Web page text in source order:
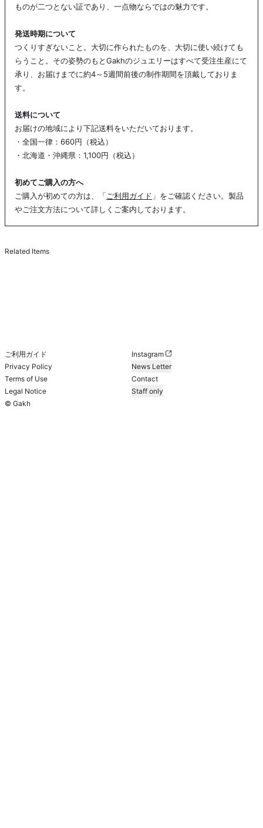
ものが二つとない証であり、一点物ならではの魅力です。
発送時期について
つくりすぎないこと。大切に作られたものを、大切に使い続けても
らうこと。その姿勢のもとGakhのジュエリーはすべて受注生産にて
承り、お届けまでに約4～5週間前後の制作期間を頂戴しておりま
す。
送料について
お届けの地域により下記送料をいただいております。
・全国一律：660円（税込）
・北海道・沖縄県：1,100円（税込）
初めてご購入の方へ
ご購入が初めての方は、「 ご利用ガイド 」をご確認ください。製品
やご注文方法について詳しくご案内しております。
Related Items
ご利用ガイド
Privacy Policy
Terms of Use
Legal Notice
Instagram
News Letter
Contact
Staff only
© Gakh